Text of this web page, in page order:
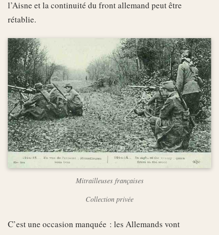
l’Aisne et la continuité du front allemand peut être
rétablie.
Mitrailleuses françaises
Collection privée
C’est une occasion manquée : les Allemands vont